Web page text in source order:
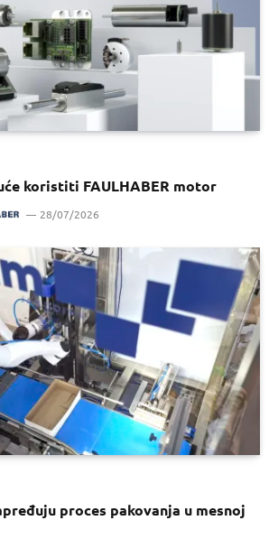
koristiti FAULHABER motor
28/07/2026
proces pakovanja u mesnoj